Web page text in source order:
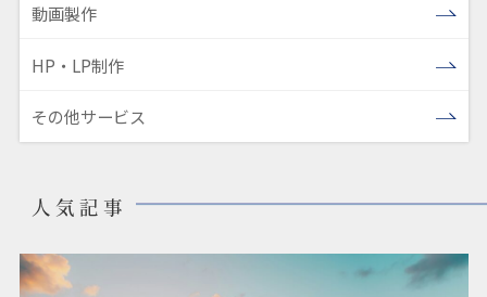
動画製作
HP・LP制作
その他サービス
人気記事